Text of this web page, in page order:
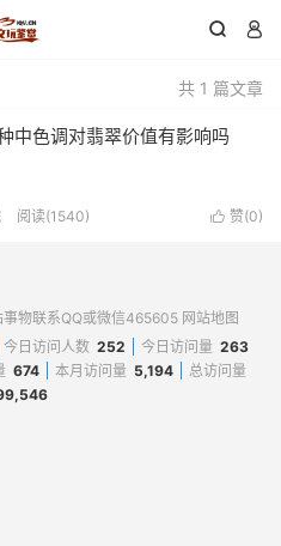
 
共 1 篇文章
中色调对翡翠价值有影响吗
 赞(0)
阅读(1540)
事物联系QQ或微信465605 网站地图
今日访问人数 252 今日访问量 263
674 本月访问量 5,194
总访问量